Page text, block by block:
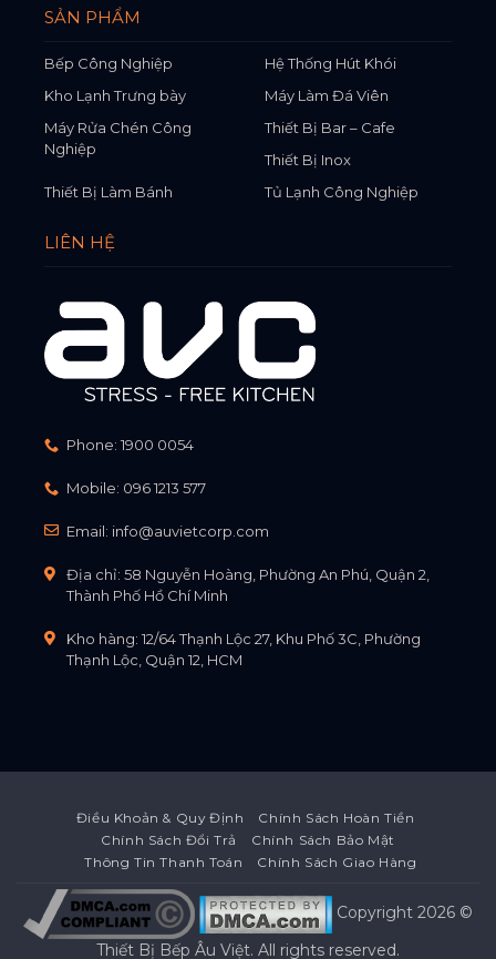
SẢN PHẨM
Bếp Công Nghiệp
Hệ Thống Hút Khói
Kho Lạnh Trưng bày
Máy Làm Đá Viên
Máy Rửa Chén Công
Nghiệp
Thiết Bị Bar – Cafe
Thiết Bị Inox
Thiết Bị Làm Bánh
Tủ Lạnh Công Nghiệp
LIÊN HỆ
Phone: 1900 0054
Mobile: 096 1213 577
Email: info@auvietcorp.com
Địa chỉ: 58 Nguyễn Hoàng, Phường An Phú, Quận 2,
Thành Phố Hồ Chí Minh
Kho hàng: 12/64 Thạnh Lộc 27, Khu Phố 3C, Phường
Thạnh Lộc, Quận 12, HCM
Điều Khoản & Quy Định
Chính Sách Hoàn Tiền
Chính Sách Đổi Trả
Chính Sách Bảo Mật
Thông Tin Thanh Toán
Chính Sách Giao Hàng
Copyright 2026 ©
Thiết Bị Bếp Âu Việt. All rights reserved.